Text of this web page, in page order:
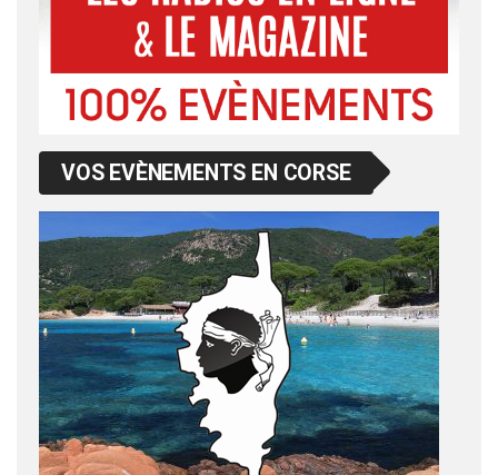
VOS EVÈNEMENTS EN CORSE